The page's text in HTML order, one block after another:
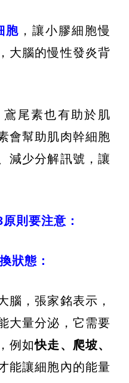
胞 ，讓小膠細胞慢
大腦的慢性發炎背
尾素也有助於肌
會幫助肌肉幹細胞
減少分解訊號，讓
則要注意：
狀態：
腦，張家銘表示，
大量分泌，它需要
例如快走、爬坡、
能讓細胞內的能量